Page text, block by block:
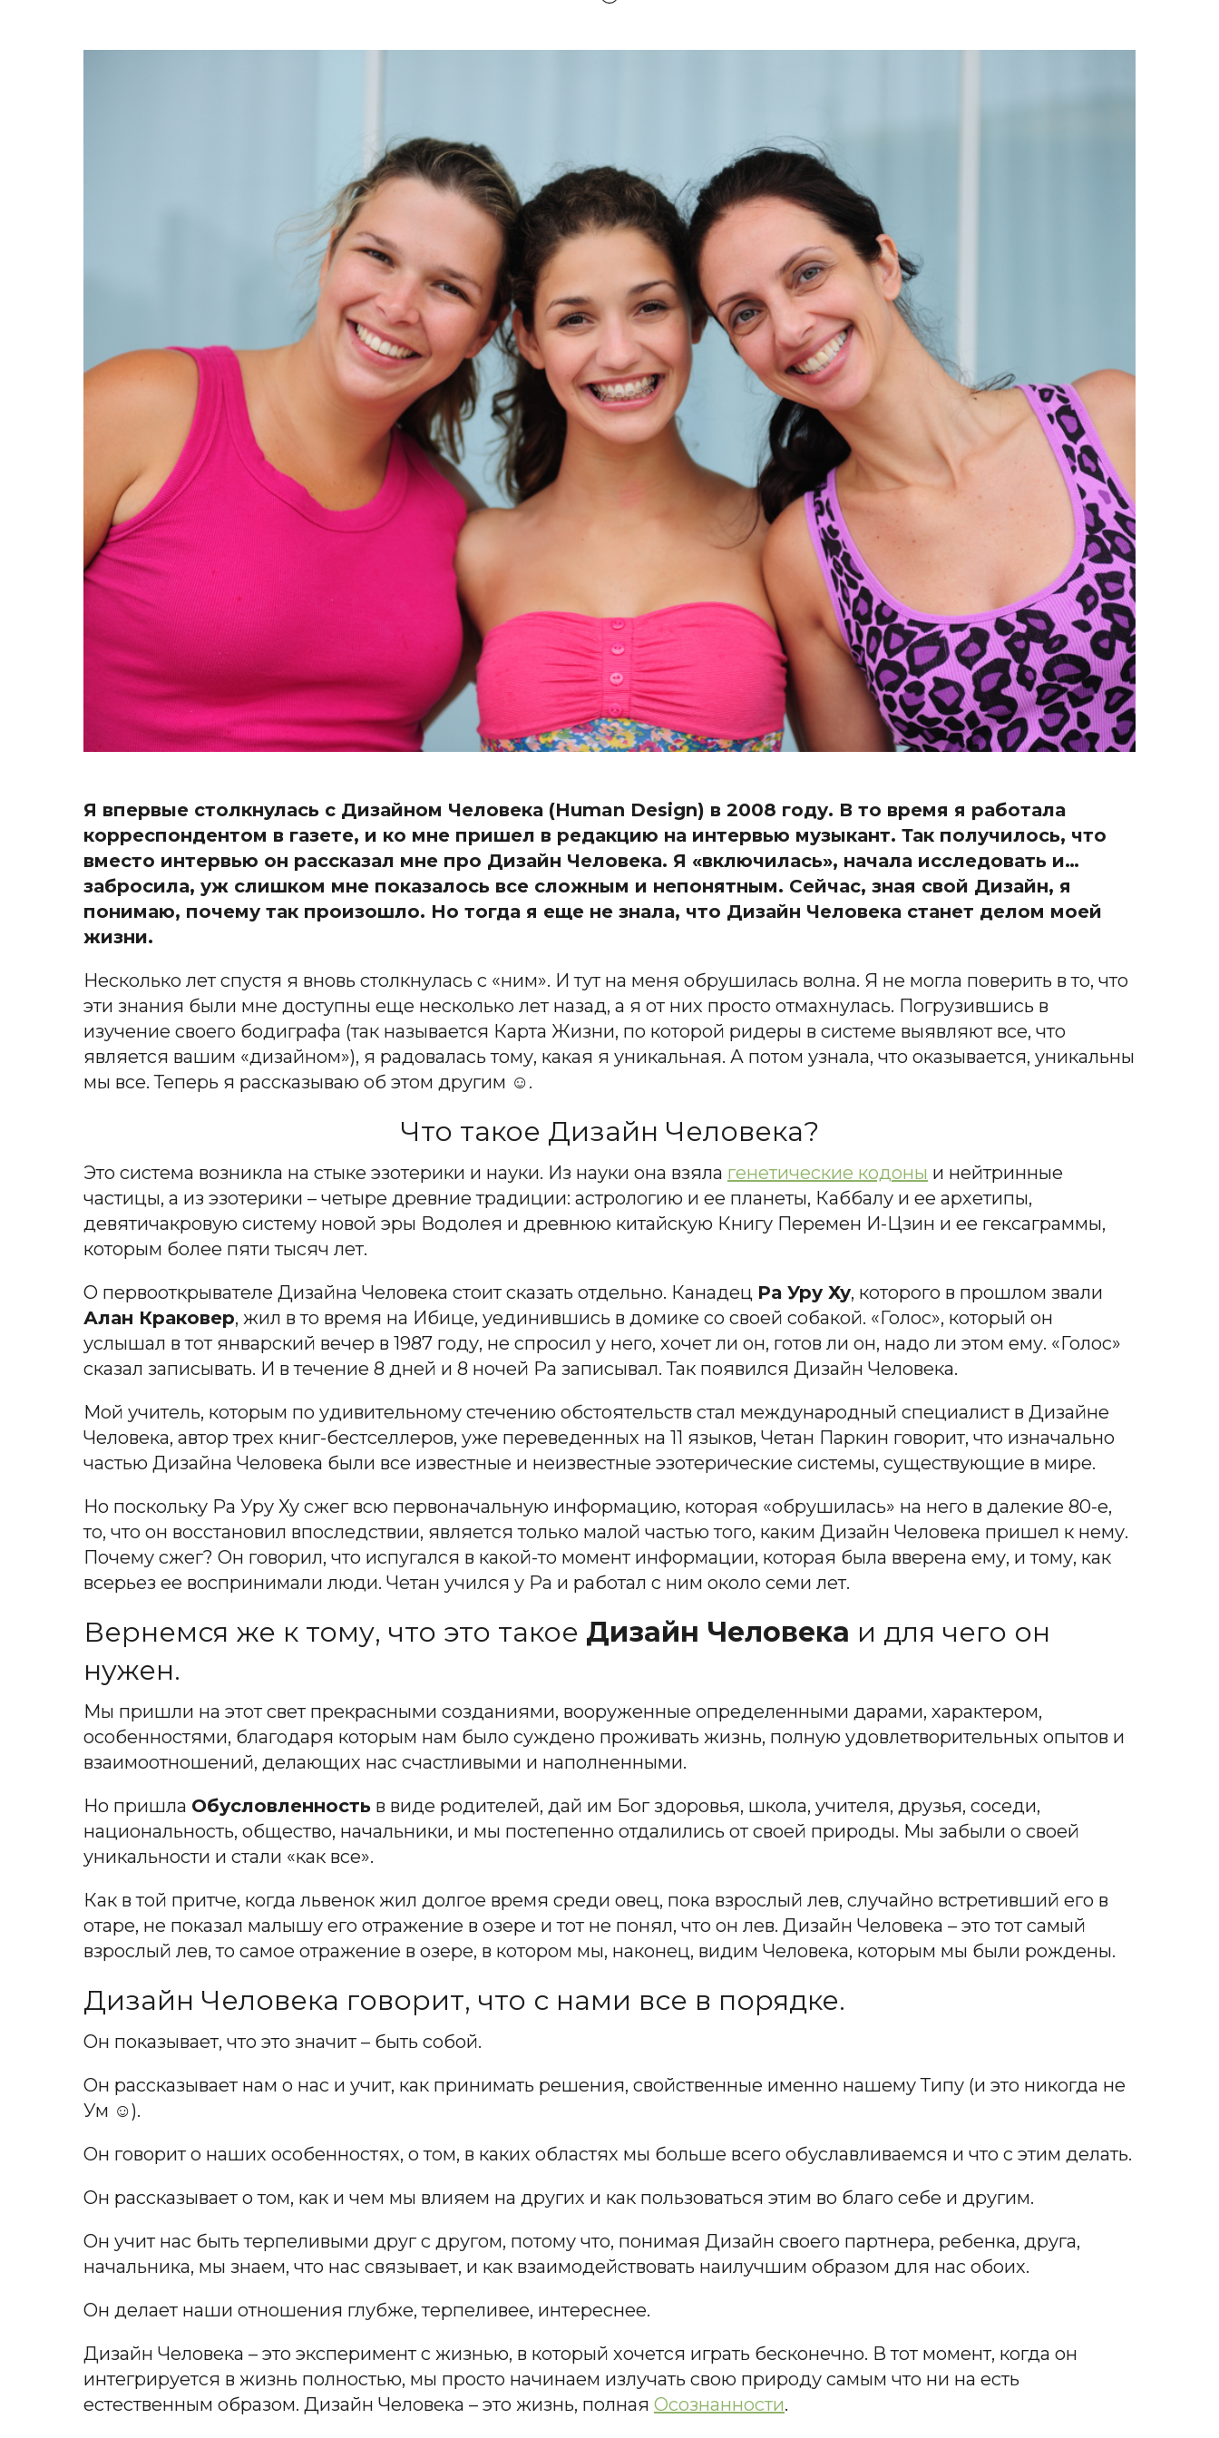
Я впервые столкнулась с Дизайном Человека (Human Design) в 2008 году. В то время я работала
корреспондентом в газете, и ко мне пришел в редакцию на интервью музыкант. Так получилось, что
вместо интервью он рассказал мне про Дизайн Человека. Я «включилась», начала исследовать и…
забросила, уж слишком мне показалось все сложным и непонятным. Сейчас, зная свой Дизайн, я
понимаю, почему так произошло. Но тогда я еще не знала, что Дизайн Человека станет делом моей
жизни.
Несколько лет спустя я вновь столкнулась с «ним». И тут на меня обрушилась волна. Я не могла поверить в то, что
эти знания были мне доступны еще несколько лет назад, а я от них просто отмахнулась. Погрузившись в
изучение своего бодиграфа (так называется Карта Жизни, по которой ридеры в системе выявляют все, что
является вашим «дизайном»), я радовалась тому, какая я уникальная. А потом узнала, что оказывается, уникальны
мы все. Теперь я рассказываю об этом другим ☺.
Что такое Дизайн Человека?
Это система возникла на стыке эзотерики и науки. Из науки она взяла генетические кодоны и нейтринные
частицы, а из эзотерики – четыре древние традиции: астрологию и ее планеты, Каббалу и ее архетипы,
девятичакровую систему новой эры Водолея и древнюю китайскую Книгу Перемен И-Цзин и ее гексаграммы,
которым более пяти тысяч лет.
О первооткрывателе Дизайна Человека стоит сказать отдельно. Канадец Ра Уру Ху, которого в прошлом звали
Алан Краковер, жил в то время на Ибице, уединившись в домике со своей собакой. «Голос», который он
услышал в тот январский вечер в 1987 году, не спросил у него, хочет ли он, готов ли он, надо ли этом ему. «Голос»
сказал записывать. И в течение 8 дней и 8 ночей Ра записывал. Так появился Дизайн Человека.
Мой учитель, которым по удивительному стечению обстоятельств стал международный специалист в Дизайне
Человека, автор трех книг-бестселлеров, уже переведенных на 11 языков, Четан Паркин говорит, что изначально
частью Дизайна Человека были все известные и неизвестные эзотерические системы, существующие в мире.
Но поскольку Ра Уру Ху сжег всю первоначальную информацию, которая «обрушилась» на него в далекие 80-е,
то, что он восстановил впоследствии, является только малой частью того, каким Дизайн Человека пришел к нему.
Почему сжег? Он говорил, что испугался в какой-то момент информации, которая была вверена ему, и тому, как
всерьез ее воспринимали люди. Четан учился у Ра и работал с ним около семи лет.
Вернемся же к тому, что это такое Дизайн Человека и для чего он
нужен.
Мы пришли на этот свет прекрасными созданиями, вооруженные определенными дарами, характером,
особенностями, благодаря которым нам было суждено проживать жизнь, полную удовлетворительных опытов и
взаимоотношений, делающих нас счастливыми и наполненными.
Но пришла Обусловленность в виде родителей, дай им Бог здоровья, школа, учителя, друзья, соседи,
национальность, общество, начальники, и мы постепенно отдалились от своей природы. Мы забыли о своей
уникальности и стали «как все».
Как в той притче, когда львенок жил долгое время среди овец, пока взрослый лев, случайно встретивший его в
отаре, не показал малышу его отражение в озере и тот не понял, что он лев. Дизайн Человека – это тот самый
взрослый лев, то самое отражение в озере, в котором мы, наконец, видим Человека, которым мы были рождены.
Дизайн Человека говорит, что с нами все в порядке.
Он показывает, что это значит – быть собой.
Он рассказывает нам о нас и учит, как принимать решения, свойственные именно нашему Типу (и это никогда не
Ум ☺).
Он говорит о наших особенностях, о том, в каких областях мы больше всего обуславливаемся и что с этим делать.
Он рассказывает о том, как и чем мы влияем на других и как пользоваться этим во благо себе и другим.
Он учит нас быть терпеливыми друг с другом, потому что, понимая Дизайн своего партнера, ребенка, друга,
начальника, мы знаем, что нас связывает, и как взаимодействовать наилучшим образом для нас обоих.
Он делает наши отношения глубже, терпеливее, интереснее.
Дизайн Человека – это эксперимент с жизнью, в который хочется играть бесконечно. В тот момент, когда он
интегрируется в жизнь полностью, мы просто начинаем излучать свою природу самым что ни на есть
естественным образом. Дизайн Человека – это жизнь, полная Осознанности.